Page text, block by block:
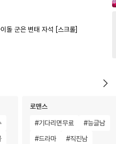
돌 군은 변태 자석 [스크롤]
로맨스
#기다리면무료 #능글남
#드라마 #직진남